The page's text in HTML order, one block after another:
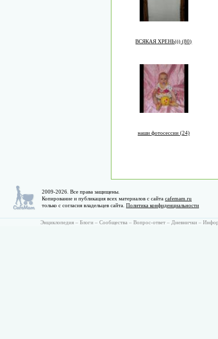
ВСЯКАЯ ХРЕНЬ))) (80)
наши фотосессии (24)
2009-2026. Все права защищены.
Копирование и публикация всех материалов с сайта cafemam.ru
только с согласия владельцев сайта. Политика конфиденциальности
Энциклопедия – Блоги – Сообщества – Вопрос-ответ – Дневнички –